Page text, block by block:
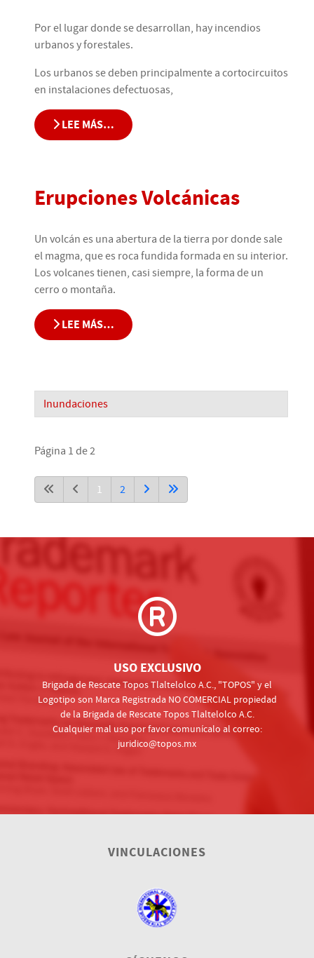
Por el lugar donde se desarrollan, hay incendios
urbanos y forestales.
Los urbanos se deben principalmente a cortocircuitos
en instalaciones defectuosas,
LEE MÁS…
Erupciones Volcánicas
Un volcán es una abertura de la tierra por donde sale
el magma, que es roca fundida formada en su interior.
Los volcanes tienen, casi siempre, la forma de un
cerro o montaña.
LEE MÁS…
Inundaciones
Página 1 de 2
1 2
USO EXCLUSIVO
Brigada de Rescate Topos Tlaltelolco A.C., "TOPOS" y el
Logotipo son Marca Registrada NO COMERCIAL propiedad
de la Brigada de Rescate Topos Tlaltelolco A.C.
Cualquier mal uso por favor comunícalo al correo:
juridico@topos.mx
VINCULACIONES